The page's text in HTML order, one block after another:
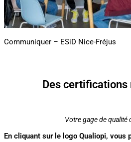
Communiquer – ESiD Nice-Fréjus
Des certifications
Votre gage de qualité
En cliquant sur le logo Qualiopi, vous